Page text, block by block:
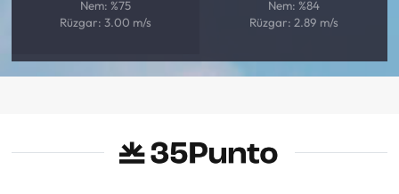
Nem: %75
Rüzgar: 3.00 m/s
Nem: %84
Rüzgar: 2.89 m/s